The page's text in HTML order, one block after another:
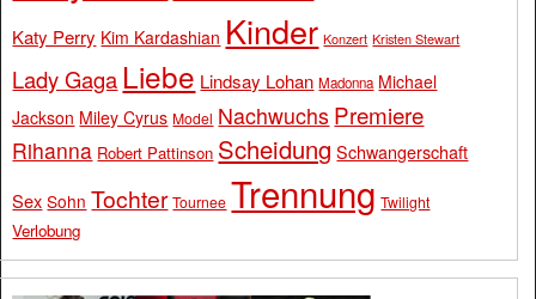
Katy Perry Kim Kardashian Kinder Konzert Kristen Stewart
Lady Gaga Liebe Lindsay Lohan Madonna Michael
Jackson Miley Cyrus Model Nachwuchs Premiere
Rihanna Robert Pattinson Scheidung Schwangerschaft
Sex Sohn Tochter Tournee Trennung Twilight
Verlobung